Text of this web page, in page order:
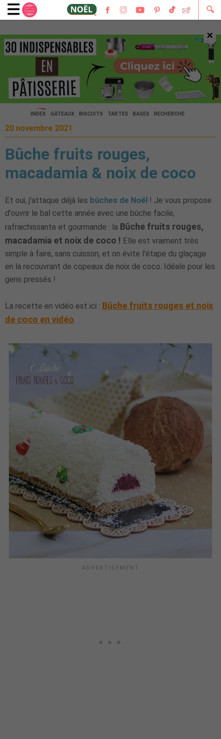
🔍
×
🔍
INDEX GÂTEAUX BISCUITS TARTES BASES RECHERCHE
20 novembre 2021
Bûche fruits rouges,
macadamia & noix de coco
Et oui, j'attaque déjà les bûches de Noël ! Je vous propose
d'ouvrir le bal cette année avec une bûche facile,
rafraichissante et gourmande : la Bûche fruits rouges,
macadamia et noix de coco ! Elle est vraiment très
simple à faire, sans cuisson, et on évite l'étape du glaçage
en la recouvrant de copeaux de noix de coco. Idéale pour les
gens pressés !
La recette en vidéo est ici : Bûche fruits rouges et noix
de coco en vidéo